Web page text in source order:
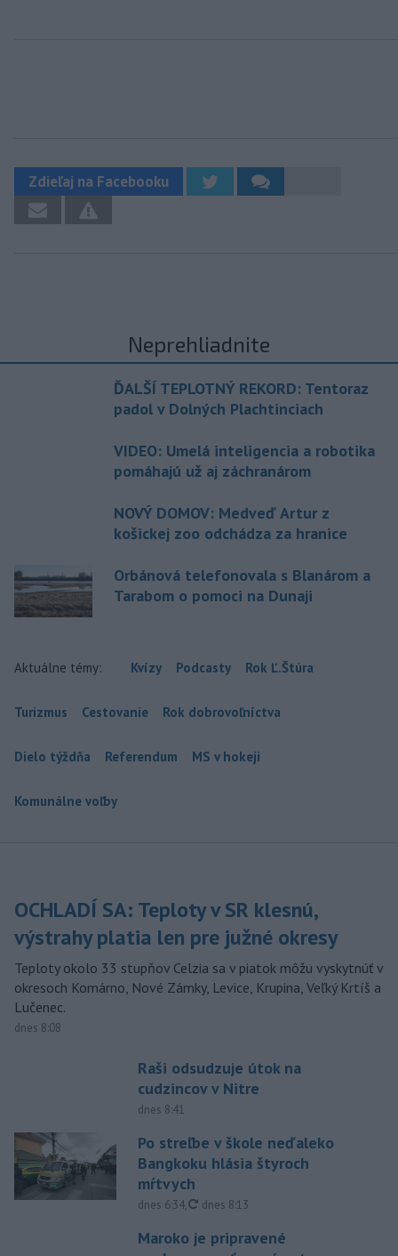
Zdieľaj na Facebooku
Neprehliadnite
ĎALŠÍ TEPLOTNÝ REKORD: Tentoraz
padol v Dolných Plachtinciach
VIDEO: Umelá inteligencia a robotika
pomáhajú už aj záchranárom
NOVÝ DOMOV: Medveď Artur z
košickej zoo odchádza za hranice
Orbánová telefonovala s Blanárom a
Tarabom o pomoci na Dunaji
Aktuálne témy: Kvízy Podcasty Rok Ľ.Štúra
Turizmus Cestovanie Rok dobrovoľníctva
Dielo týždňa Referendum MS v hokeji
Komunálne voľby
OCHLADÍ SA: Teploty v SR klesnú,
výstrahy platia len pre južné okresy
Teploty okolo 33 stupňov Celzia sa v piatok môžu vyskytnúť v
okresoch Komárno, Nové Zámky, Levice, Krupina, Veľký Krtíš a
Lučenec.
dnes 8:08
Raši odsudzuje útok na
cudzincov v Nitre
dnes 8:41
Po streľbe v škole neďaleko
Bangkoku hlásia štyroch
mŕtvych
dnes 6:34, aktualizované
dnes 8:13
Maroko je pripravené